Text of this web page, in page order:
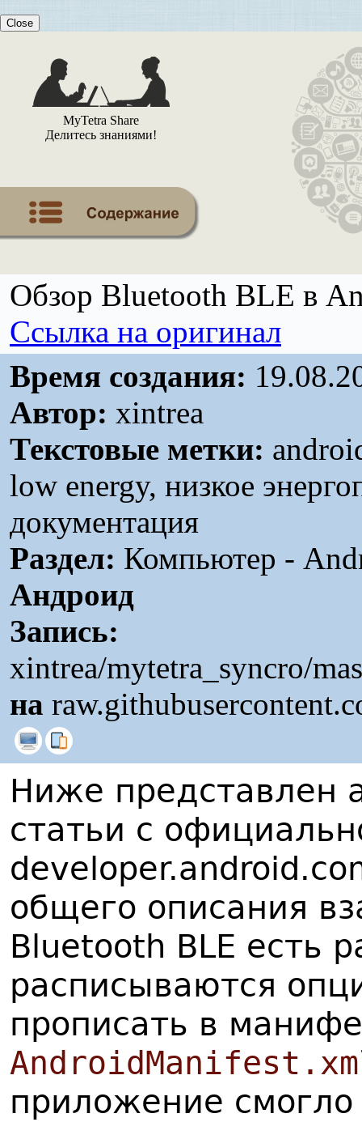
Close
MyTetra Share
Делитесь знаниями!
Обзор Bluetooth BLE в
Ссылка на оригинал
Время создания:
Автор: xintrea
Текстовые метки:
low energy, низкое
документация
Раздел: Компьютер -
Андроид
Запись:
xintrea/mytetra_syncro/
на
Ниже представлен
статьи с
общего описания
Bluetooth BLE есть
расписываются
прописать в
приложение